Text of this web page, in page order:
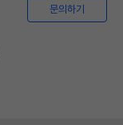
문의하기